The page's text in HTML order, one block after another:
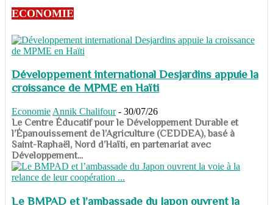
ECONOMIE
Développement international Desjardins appuie la
croissance de MPME en Haïti
Economie Annik Chalifour - 30/07/26
​​​​​​​Le Centre Éducatif pour le Développement Durable et
l’Épanouissement de l’Agriculture (CEDDEA), basé à
Saint-Raphaël, Nord d’Haïti, en partenariat avec
Développement...
Le BMPAD et l’ambassade du Japon ouvrent la